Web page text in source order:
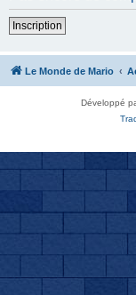
Inscription
Le Monde de Mario
Développé